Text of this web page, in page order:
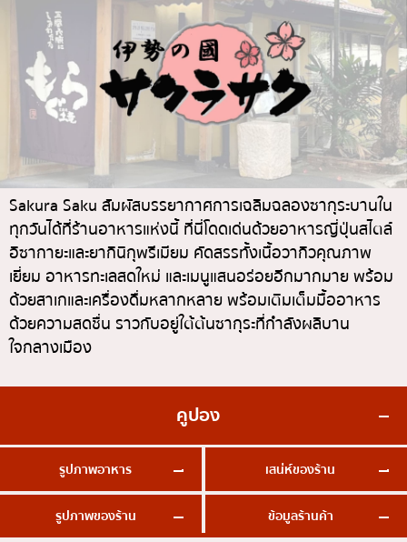
อิซากายะ
ปิ้งย่างญี่ปุ่น/ยากินิกุ
คัตสึด้ง/ทงคัตสึ
ชาบูชาบู/สุกี้ยากี้
แกงกะหรี่ญี่ปุ่น
ไก่ย่างเสียบไม้สไตล์ญี่ปุ่น
โซบะ/อุด้ง
ขนมหวานญี่ปุ่น
เทมปุระ
โอมากาเสะ
ซาชิมิ/อาหารทะเล
อาหารตะวันตกสไตล์ญี่ปุ่น
ปลาไหลย่าง
ข้าวปั้นญี่ปุ่น
เจริญกรุง
ธนบุรี
สยาม
ทองหล่อ
เอกมัย
พร้อมพงษ์
อโศก
อารีย์
สีลม
สาทร
พระโขนง
เพลินจิต
ชิดลม
คอลัมน์ความรู้
บทความพิเศษ
บทความที่KOLแนะนำ
Sakura Saku สัมผัสบรรยากาศการเฉลิมฉลองซากุระบานใน
ทุกวันได้ที่ร้านอาหารแห่งนี้ ที่นี่โดดเด่นด้วยอาหารญี่ปุ่นสไตล์
อิซากายะและยากินิกุพรีเมียม คัดสรรทั้งเนื้อวากิวคุณภาพ
เยี่ยม อาหารทะเลสดใหม่ และเมนูแสนอร่อยอีกมากมาย พร้อม
ด้วยสาเกและเครื่องดื่มหลากหลาย พร้อมเติมเต็มมื้ออาหาร
ด้วยความสดชื่น ราวกับอยู่ใต้ต้นซากุระที่กำลังผลิบาน
ใจกลางเมือง
รูปภาพอาหาร
คูปอง
เสน่ห์ของร้าน
รูปภาพของร้าน ข้อมูลร้านค้า